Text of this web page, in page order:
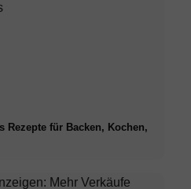
Rezepte für Backen, Kochen,